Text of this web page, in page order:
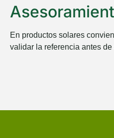
En productos solares
validar la referencia antes de